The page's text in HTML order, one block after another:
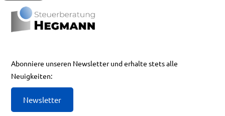
Abonniere unseren Newsletter und erhalte stets alle
Neuigkeiten:
Newsletter